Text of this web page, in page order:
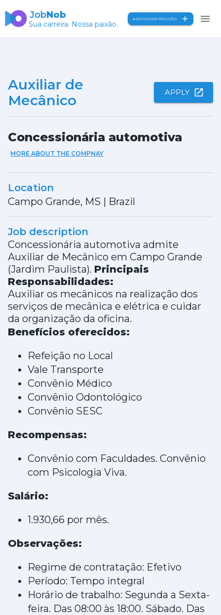
JobNob
Sua carreira. Nossa paixão.
ADICIONAR POSIÇÃO
Auxiliar de
Mecânico
APPLY
Concessionária automotiva
MORE ABOUT THE COMPNAY
Location
Campo Grande, MS | Brazil
Job description
Concessionária automotiva admite
Auxiliar de Mecânico em Campo Grande
(Jardim Paulista). Principais
Responsabilidades:
Auxiliar os mecânicos na realização dos
serviços de mecânica e elétrica e cuidar
da organização da oficina.
Benefícios oferecidos:
Refeição no Local
Vale Transporte
Convênio Médico
Convênio Odontológico
Convênio SESC
Recompensas:
Convênio com Faculdades. Convênio
com Psicologia Viva.
Salário:
1.930,66 por mês.
Observações:
Regime de contratação: Efetivo
Período: Tempo integral
Horário de trabalho: Segunda a Sexta-
feira. Das 08:00 às 18:00. Sábado. Das